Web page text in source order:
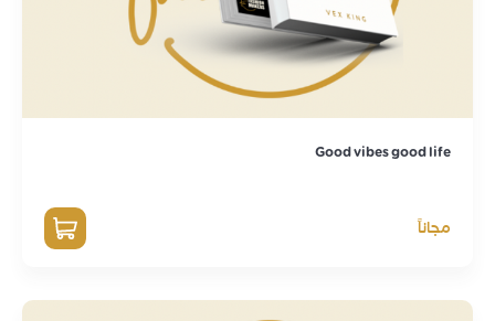
Good vibes good life
مجاناً